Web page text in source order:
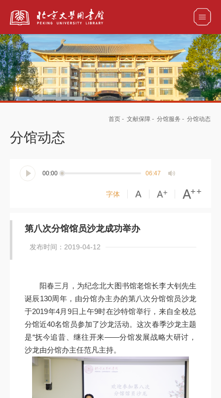
全部资源
首页 - 文献保障 - 分馆服务 - 分馆动态
分馆动态
00:00 06:47
字体
第八次分馆馆员沙龙成功举办
发布时间：2019-04-12
阳春三月，为纪念北大图书馆老馆长李大钊先生
诞辰130周年，由分馆办主办的第八次分馆馆员沙龙
于2019年4月9日上午9时在沙特馆举行，来自全校总
分馆近40名馆员参加了沙龙活动。这次春季沙龙主题
是“抚今追昔、继往开来——分馆发展战略大研讨，
沙龙由分馆办主任范凡主持。